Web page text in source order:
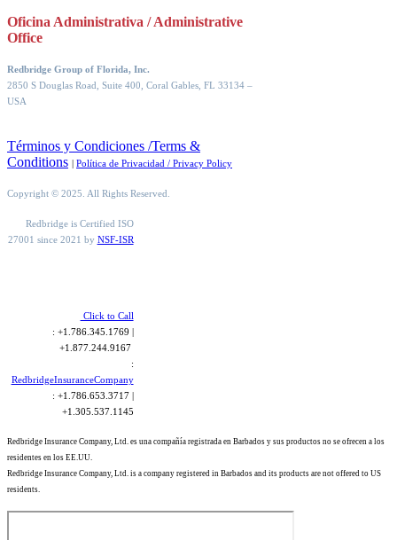
Oficina Administrativa / Administrative
Office
Redbridge Group of Florida, Inc.
2850 S Douglas Road, Suite 400, Coral Gables, FL 33134 –
USA
Términos y Condiciones /Terms &
Conditions | Política de Privacidad / Privacy Policy
Copyright © 2025. All Rights Reserved.
Redbridge is Certified ISO
27001 since 2021 by NSF-ISR
Click to Call
: +1.786.345.1769 |
+1.877.244.9167
:
RedbridgeInsuranceCompany
: +1.786.653.3717 |
+1.305.537.1145
Redbridge Insurance Company, Ltd. es una compañía registrada en Barbados y sus productos no se ofrecen a los
residentes en los EE.UU.
Redbridge Insurance Company, Ltd. is a company registered in Barbados and its products are not offered to US
residents.